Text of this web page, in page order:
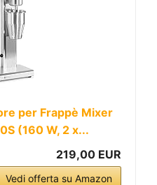
per Frappè Mixer
(160 W, 2 x...
219,00 EUR
Vedi offerta su Amazon